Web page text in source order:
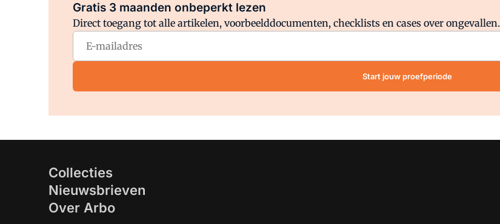
Gratis 3 maanden onbeperkt lezen
Direct toegang tot alle artikelen, voorbeelddocumenten, checklists en cases over ongevallen.
Start jouw proefperiode
Collecties
Nieuwsbrieven
Over Arbo